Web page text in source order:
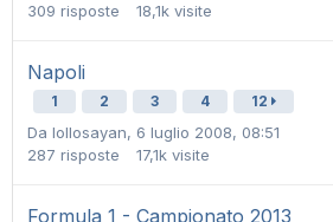
309 risposte 18,1k visite
Napoli
1 2 3 4 12
Da lollosayan, 6 luglio 2008, 08:51
287 risposte 17,1k visite
Formula 1 - Campionato 2013